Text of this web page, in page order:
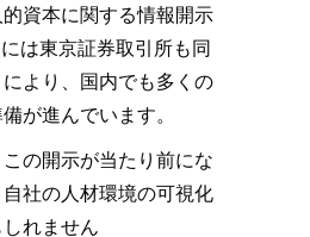
資本に関する情報開示
は東京証券取引所も同
より、国内でも多くの
が進んでいます。
の開示が当たり前にな
社の人材環境の可視化
れません